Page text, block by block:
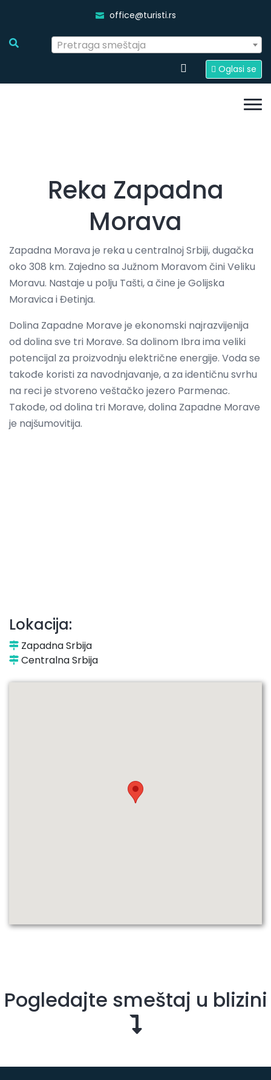
office@turisti.rs
Pretraga smeštaja
Oglasi se
Reka Zapadna
Morava
Zapadna Morava je reka u centralnoj Srbiji, dugačka
oko 308 km. Zajedno sa Južnom Moravom čini Veliku
Moravu. Nastaje u polju Tašti, a čine je Golijska
Moravica i Đetinja.
Dolina Zapadne Morave je ekonomski najrazvijenija
od dolina sve tri Morave. Sa dolinom Ibra ima veliki
potencijal za proizvodnju električne energije. Voda se
takođe koristi za navodnjavanje, a za identičnu svrhu
na reci je stvoreno veštačko jezero Parmenac.
Takođe, od dolina tri Morave, dolina Zapadne Morave
je najšumovitija.
Lokacija:
Zapadna Srbija
Centralna Srbija
Pogledajte smeštaj u blizini